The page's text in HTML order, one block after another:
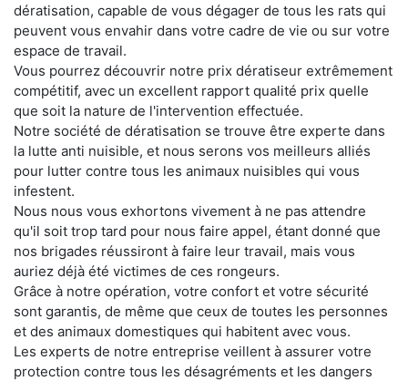
dératisation, capable de vous dégager de tous les rats qui
peuvent vous envahir dans votre cadre de vie ou sur votre
espace de travail.
Vous pourrez découvrir notre prix dératiseur extrêmement
compétitif, avec un excellent rapport qualité prix quelle
que soit la nature de l'intervention effectuée.
Notre société de dératisation se trouve être experte dans
la lutte anti nuisible, et nous serons vos meilleurs alliés
pour lutter contre tous les animaux nuisibles qui vous
infestent.
Nous nous vous exhortons vivement à ne pas attendre
qu'il soit trop tard pour nous faire appel, étant donné que
nos brigades réussiront à faire leur travail, mais vous
auriez déjà été victimes de ces rongeurs.
Grâce à notre opération, votre confort et votre sécurité
sont garantis, de même que ceux de toutes les personnes
et des animaux domestiques qui habitent avec vous.
Les experts de notre entreprise veillent à assurer votre
protection contre tous les désagréments et les dangers